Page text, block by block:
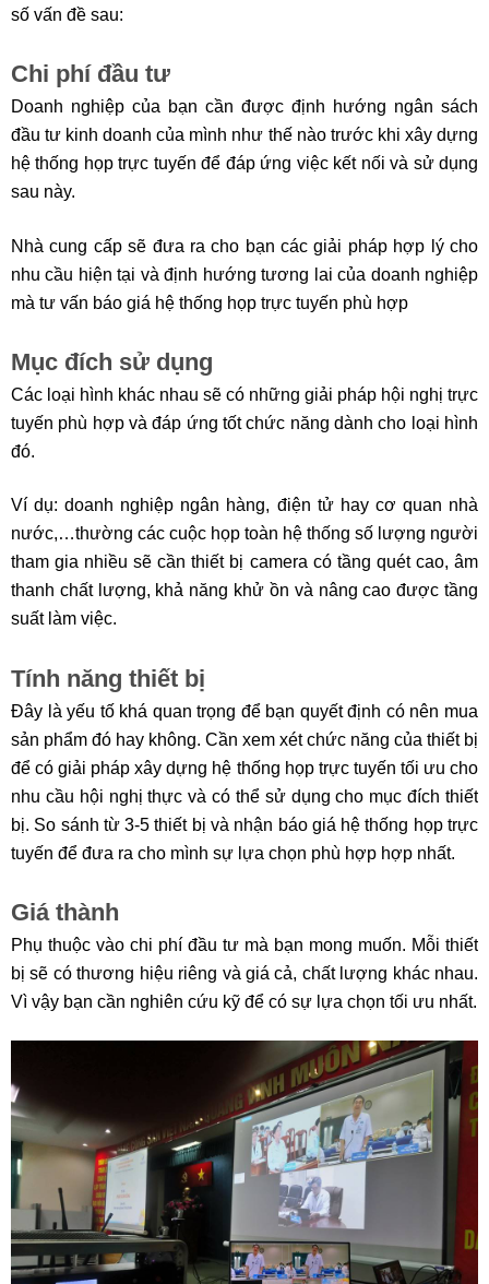
số vấn đề sau:
Chi phí đầu tư
Doanh nghiệp của bạn cần được định hướng ngân sách
đầu tư kinh doanh của mình như thế nào trước khi xây dựng
hệ thống họp trực tuyến để đáp ứng việc kết nối và sử dụng
sau này.
Nhà cung cấp sẽ đưa ra cho bạn các giải pháp hợp lý cho
nhu cầu hiện tại và định hướng tương lai của doanh nghiệp
mà tư vấn báo giá hệ thống họp trực tuyến phù hợp
Mục đích sử dụng
Các loại hình khác nhau sẽ có những giải pháp hội nghị trực
tuyến phù hợp và đáp ứng tốt chức năng dành cho loại hình
đó.
Ví dụ: doanh nghiệp ngân hàng, điện tử hay cơ quan nhà
nước,…thường các cuộc họp toàn hệ thống số lượng người
tham gia nhiều sẽ cần thiết bị camera có tầng quét cao, âm
thanh chất lượng, khả năng khử ồn và nâng cao được tầng
suất làm việc.
Tính năng thiết bị
Đây là yếu tố khá quan trọng để bạn quyết định có nên mua
sản phẩm đó hay không. Cần xem xét chức năng của thiết bị
để có giải pháp xây dựng hệ thống họp trực tuyến tối ưu cho
nhu cầu hội nghị thực và có thể sử dụng cho mục đích thiết
bị. So sánh từ 3-5 thiết bị và nhận báo giá hệ thống họp trực
tuyến để đưa ra cho mình sự lựa chọn phù hợp hợp nhất.
Giá thành
Phụ thuộc vào chi phí đầu tư mà bạn mong muốn. Mỗi thiết
bị sẽ có thương hiệu riêng và giá cả, chất lượng khác nhau.
Vì vậy bạn cần nghiên cứu kỹ để có sự lựa chọn tối ưu nhất.